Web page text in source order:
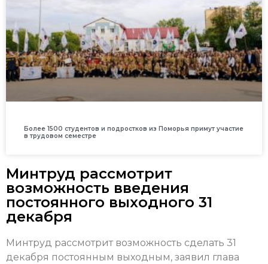
Более 1500 студентов и подростков из Поморья примут участие
в трудовом семестре
Минтруд рассмотрит
возможность введения
постоянного выходного 31
декабря
Минтруд рассмотрит возможность сделать 31
декабря постоянным выходным, заявил глава